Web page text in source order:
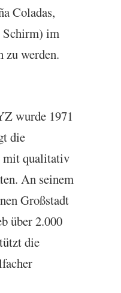
Coladas,
Schirm) im
zu werden.
wurde 1971
die
mit qualitativ
An seinem
Großstadt
über 2.000
die